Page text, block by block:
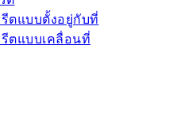
ตแบบตั้งอยู่กับที่
ตแบบเคลื่อนที่